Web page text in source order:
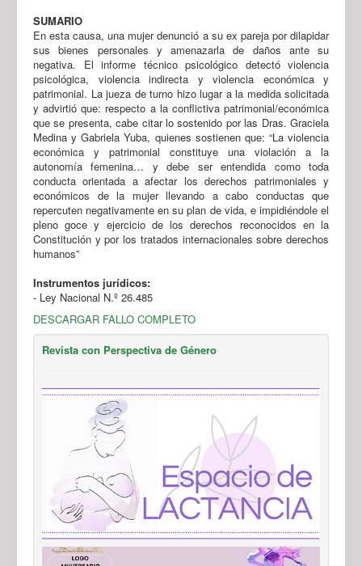
SUMARIO
En esta causa, una mujer denunció a su ex pareja por dilapidar
sus bienes personales y amenazarla de daños ante su
negativa. El informe técnico psicológico detectó violencia
psicológica, violencia indirecta y violencia económica y
patrimonial. La jueza de turno hizo lugar a la medida solicitada
y advirtió que: respecto a la conflictiva patrimonial/económica
que se presenta, cabe citar lo sostenido por las Dras. Graciela
Medina y Gabriela Yuba, quienes sostienen que: “La violencia
económica y patrimonial constituye una violación a la
autonomía femenina… y debe ser entendida como toda
conducta orientada a afectar los derechos patrimoniales y
económicos de la mujer llevando a cabo conductas que
repercuten negativamente en su plan de vida, e impidiéndole el
pleno goce y ejercicio de los derechos reconocidos en la
Constitución y por los tratados internacionales sobre derechos
humanos”
Instrumentos jurídicos:
- Ley Nacional N.º 26.485
DESCARGAR FALLO COMPLETO
Revista con Perspectiva de Género